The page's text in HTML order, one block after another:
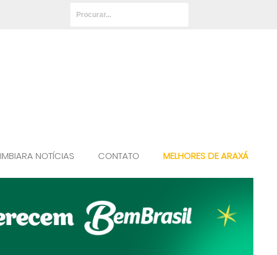
IMBIARA NOTÍCIAS CONTATO MELHORES DE ARAXÁ